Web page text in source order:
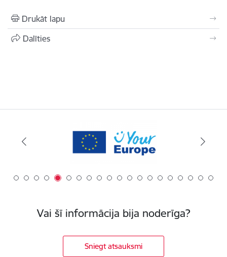
Drukāt lapu
Dalīties
Vai šī informācija bija noderīga?
Sniegt atsauksmi